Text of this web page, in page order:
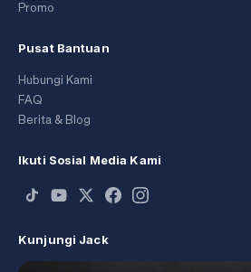
Promo
Pusat Bantuan
Hubungi Kami
FAQ
Berita & Blog
Ikuti Sosial Media Kami
Kunjungi Jack